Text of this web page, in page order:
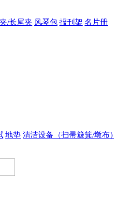
/长尾夹 风琴包 报刊架 名片册
地垫 清洁设备（扫帚簸箕/墩布）